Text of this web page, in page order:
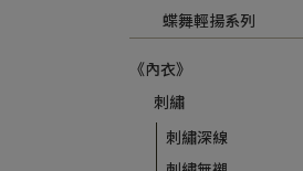
蝶舞輕揚系列
《內衣》
刺繡
刺繡深線